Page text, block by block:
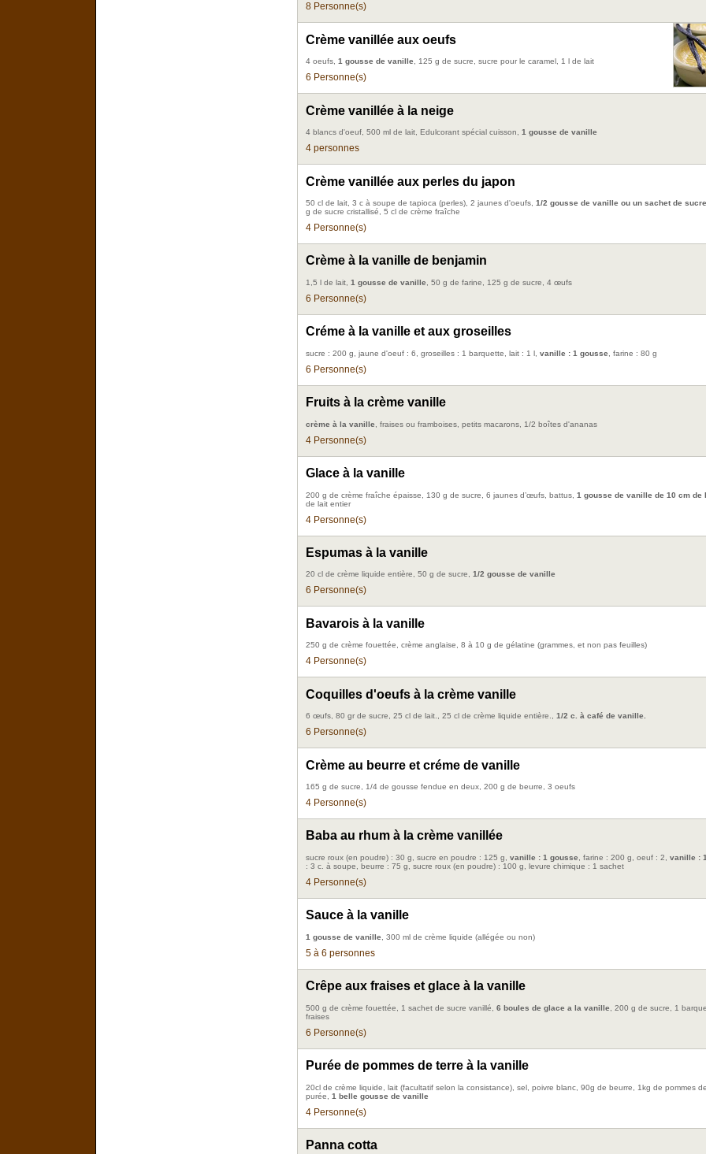
8 Personne(s)
Crème vanillée aux oeufs
4 oeufs, 1 gousse de vanille, 125 g de sucre, sucre pour le caramel, 1 l de lait
6 Personne(s)
Crème vanillée à la neige
4 blancs d'oeuf, 500 ml de lait, Edulcorant spécial cuisson, 1 gousse de vanille
4 personnes
Crème vanillée aux perles du japon
50 cl de lait, 3 c à soupe de tapioca (perles), 2 jaunes d'oeufs, 1/2 gousse de vanille ou un sachet de
g de sucre cristallisé, 5 cl de crème fraîche
4 Personne(s)
Crème à la vanille de benjamin
1,5 l de lait, 1 gousse de vanille , 50 g de farine, 125 g de sucre, 4 œufs
6 Personne(s)
Créme à la vanille et aux groseilles
sucre : 200 g, jaune d'oeuf : 6, groseilles : 1 barquette, lait : 1 l, vanille : 1 gousse , farine : 80 g
6 Personne(s)
Fruits à la crème vanille
crème à la vanille , fraises ou framboises, petits macarons, 1/2 boîtes d'ananas
4 Personne(s)
Glace à la vanille
200 g de crème fraîche épaisse, 130 g de sucre, 6 jaunes d’œufs, battus, 1 gousse de vanille de 10 cm de
de lait entier
4 Personne(s)
Espumas à la vanille
20 cl de crème liquide entière, 50 g de sucre, 1/2 gousse de vanille
6 Personne(s)
Bavarois à la vanille
250 g de crème fouettée, crème anglaise, 8 à 10 g de gélatine (grammes, et non pas feuilles)
4 Personne(s)
Coquilles d'oeufs à la crème vanille
6 œufs, 80 gr de sucre, 25 cl de lait., 25 cl de crème liquide entière., 1/2 c. à café de vanille.
6 Personne(s)
Crème au beurre et créme de vanille
165 g de sucre, 1/4 de gousse fendue en deux, 200 g de beurre, 3 oeufs
4 Personne(s)
Baba au rhum à la crème vanillée
sucre roux (en poudre) : 30 g, sucre en poudre : 125 g, vanille : 1 gousse , farine : 200 g, oeuf : 2, vanille :
: 3 c. à soupe, beurre : 75 g, sucre roux (en poudre) : 100 g, levure chimique : 1 sachet
4 Personne(s)
Sauce à la vanille
1 gousse de vanille , 300 ml de crème liquide (allégée ou non)
5 à 6 personnes
Crêpe aux fraises et glace à la vanille
500 g de crème fouettée, 1 sachet de sucre vanillé, 6 boules de glace a la vanille , 200 g de sucre, 1
fraises
6 Personne(s)
Purée de pommes de terre à la vanille
20cl de crème liquide, lait (facultatif selon la consistance), sel, poivre blanc, 90g de beurre, 1kg de pommes
purée, 1 belle gousse de vanille
4 Personne(s)
Panna cotta